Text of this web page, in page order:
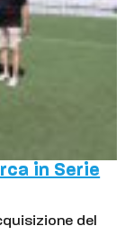
in Serie
del